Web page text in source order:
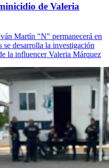
de Valeria
Martín "N" permanecerá en
desarrolla la investigación
la influencer Valeria Márquez